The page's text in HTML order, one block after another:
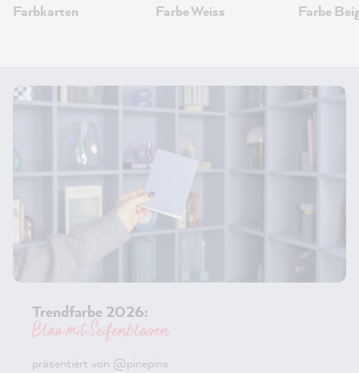
Farbkarten Farbe Weiss Farbe
Trendfarbe 2026:
Blau mit Seifenblasen
präsentiert von @pinepins